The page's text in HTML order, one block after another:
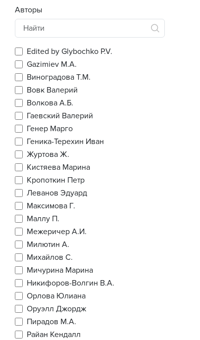
Авторы
Edited by Glybochko P.V.
Gazimiev M.A.
Виноградова Т.М.
Вовк Валерий
Волкова А.Б.
Гаевский Валерий
Генер Марго
Геника-Терехин Иван
Журтова Ж.
Кистяева Марина
Кропоткин Петр
Леванов Эдуард
Максимова Г.
Маллу П.
Межеричер А.И.
Милютин А.
Михайлов С.
Мичурина Марина
Никифоров-Волгин В.А.
Орлова Юлиана
Оруэлл Джордж
Пирадов М.А.
Райан Кендалл